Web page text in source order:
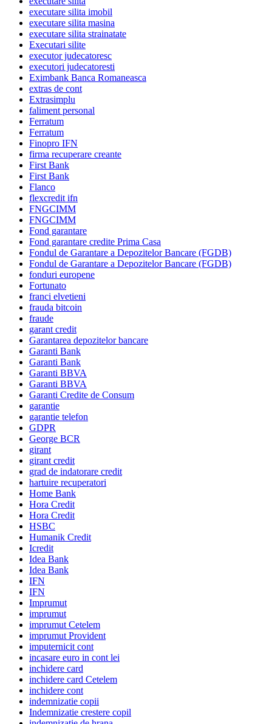
executare silita imobil
executare silita masina
executare silita strainatate
Executari silite
executor judecatoresc
executori judecatoresti
Eximbank Banca Romaneasca
extras de cont
Extrasimplu
faliment personal
Ferratum
Ferratum
Finopro IFN
firma recuperare creante
First Bank
First Bank
Flanco
flexcredit ifn
FNGCIMM
FNGCIMM
Fond garantare
Fond garantare credite Prima Casa
Fondul de Garantare a Depozitelor Bancare (FGDB)
Fondul de Garantare a Depozitelor Bancare (FGDB)
fonduri europene
Fortunato
franci elvetieni
frauda bitcoin
fraude
garant credit
Garantarea depozitelor bancare
Garanti Bank
Garanti Bank
Garanti BBVA
Garanti BBVA
Garanti Credite de Consum
garantie
garantie telefon
GDPR
George BCR
girant
girant credit
grad de indatorare credit
hartuire recuperatori
Home Bank
Hora Credit
Hora Credit
HSBC
Humanik Credit
Icredit
Idea Bank
Idea Bank
IFN
IFN
Imprumut
imprumut
imprumut Cetelem
imprumut Provident
imputernicit cont
incasare euro in cont lei
inchidere card
inchidere card Cetelem
inchidere cont
indemnizatie copii
Indemnizatie crestere copil